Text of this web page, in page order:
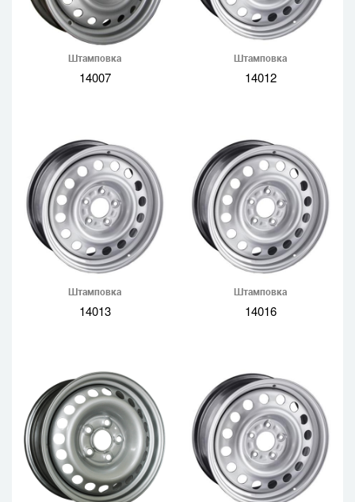
Штамповка
14007
Штамповка
14012
Штамповка
14013
Штамповка
14016